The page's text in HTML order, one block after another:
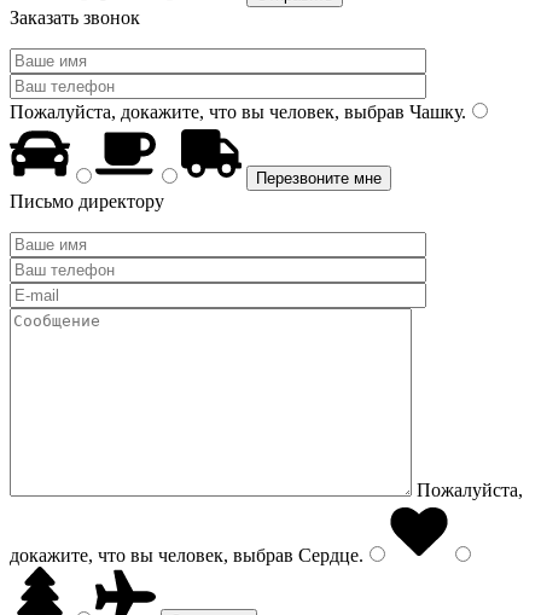
Заказать звонок
Пожалуйста, докажите, что вы человек, выбрав Чашку.
Письмо директору
Пожалуйста,
докажите, что вы человек, выбрав Сердце.